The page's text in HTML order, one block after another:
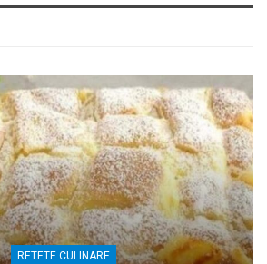
RETETE CULINARE